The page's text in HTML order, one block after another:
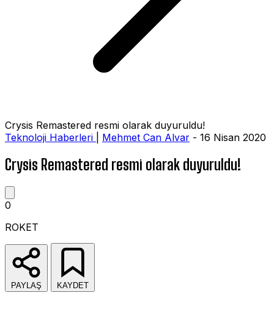
Crysis Remastered resmi olarak duyuruldu!
Teknoloji Haberleri
Mehmet Can Alvar - 16 Nisan 2020
Crysis Remastered resmi olarak duyuruldu!
0
ROKET
PAYLAŞ KAYDET